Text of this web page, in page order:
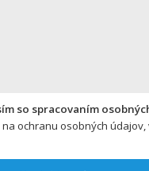
so spracovaním
na ochranu osobných